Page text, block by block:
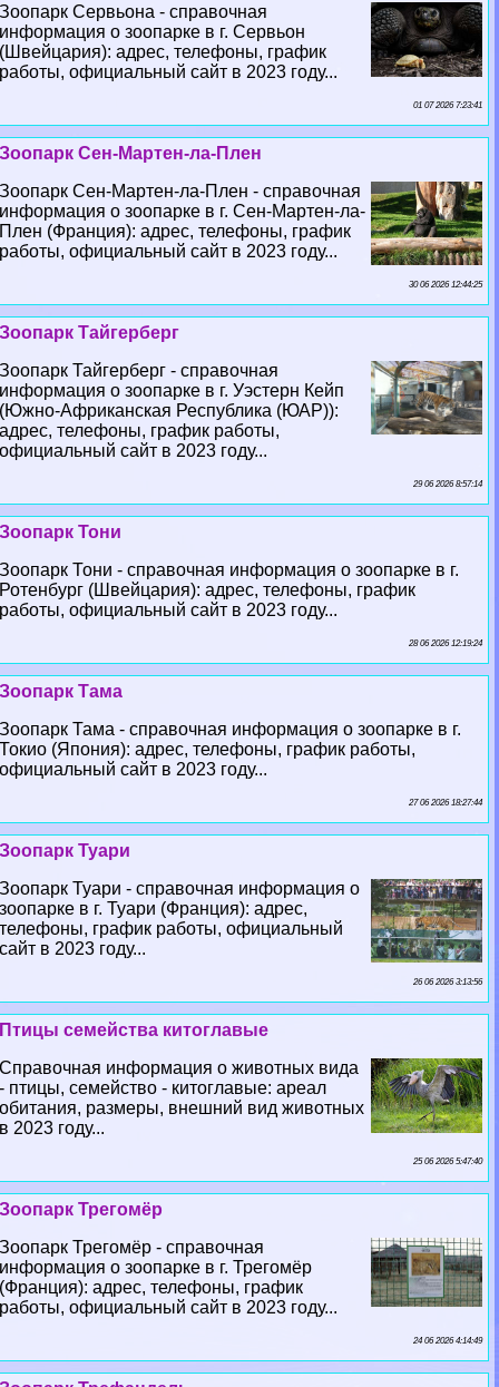
Зоопарк Сервьона - справочная
информация о зоопарке в г. Сервьон
(Швейцария): адрес, телефоны, график
работы, официальный сайт в 2023 году...
01 07 2026 7:23:41
Зоопарк Сен-Мартен-ла-Плен
Зоопарк Сен-Мартен-ла-Плен - справочная
информация о зоопарке в г. Сен-Мартен-ла-
Плен (Франция): адрес, телефоны, график
работы, официальный сайт в 2023 году...
30 06 2026 12:44:25
Зоопарк Тайгерберг
Зоопарк Тайгерберг - справочная
информация о зоопарке в г. Уэстерн Кейп
(Южно-Африканская Республика (ЮАР)):
адрес, телефоны, график работы,
официальный сайт в 2023 году...
29 06 2026 8:57:14
Зоопарк Тони
Зоопарк Тони - справочная информация о зоопарке в г.
Ротенбург (Швейцария): адрес, телефоны, график
работы, официальный сайт в 2023 году...
28 06 2026 12:19:24
Зоопарк Тама
Зоопарк Тама - справочная информация о зоопарке в г.
Токио (Япония): адрес, телефоны, график работы,
официальный сайт в 2023 году...
27 06 2026 18:27:44
Зоопарк Туари
Зоопарк Туари - справочная информация о
зоопарке в г. Туари (Франция): адрес,
телефоны, график работы, официальный
сайт в 2023 году...
26 06 2026 3:13:56
Птицы семейства китоглавые
Справочная информация о животных вида
- птицы, семейство - китоглавые: ареал
обитания, размеры, внешний вид животных
в 2023 году...
25 06 2026 5:47:40
Зоопарк Трегомёр
Зоопарк Трегомёр - справочная
информация о зоопарке в г. Трегомёр
(Франция): адрес, телефоны, график
работы, официальный сайт в 2023 году...
24 06 2026 4:14:49